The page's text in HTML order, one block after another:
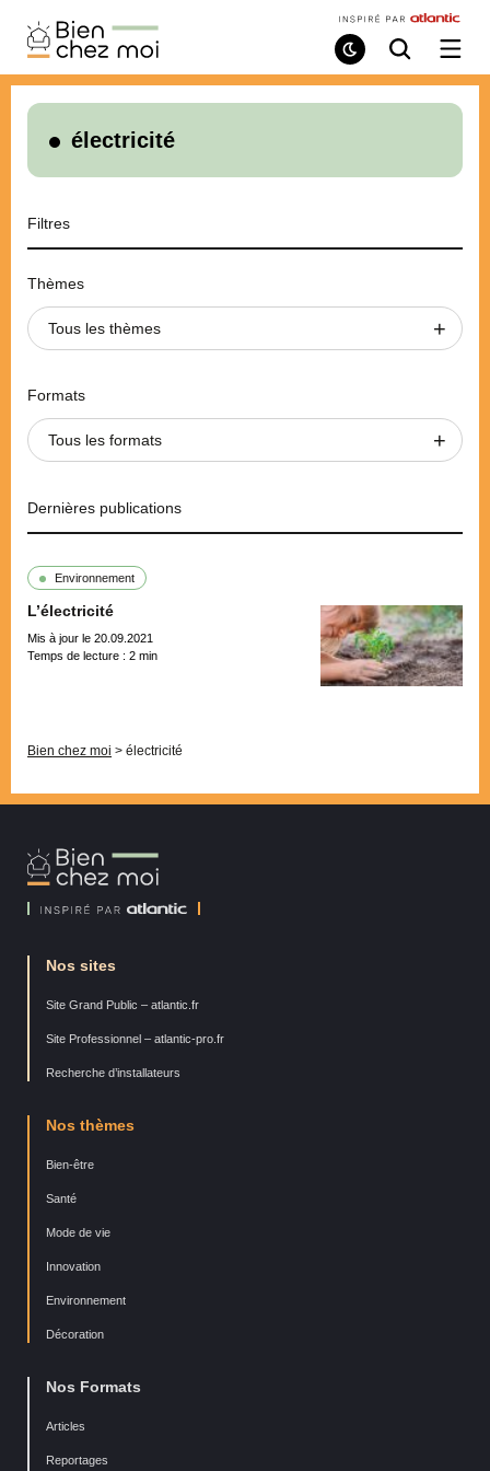
Bien
Chez
Moi
Mode
de
Recherche
/
le
électricité
Filtres
Thèmes
Tous les thèmes
Formats
Tous les formats
Dernières publications
Environnement
L’électricité
Mis à jour le 20.09.2021
Temps de lecture : 2 min
Bien chez moi > électricité
Bien
Chez
Nos sites
Site Grand Public – atlantic.fr
Site Professionnel – atlantic-pro.fr
Recherche d’installateurs
Nos thèmes
Bien-être
Santé
Mode de vie
Innovation
Environnement
Décoration
Nos Formats
Articles
Reportages